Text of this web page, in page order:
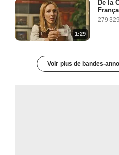
1:29
De la
279
Voir plus de bandes-